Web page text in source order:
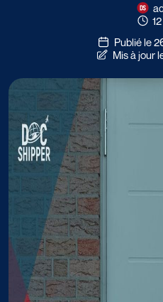
Publié le
Mis à jour